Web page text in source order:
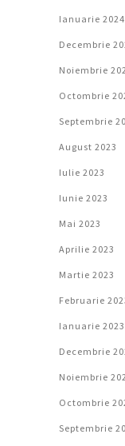
Ianuarie 2024
Decembrie
Noiembrie
Octombrie
Septembrie
August 2023
Iulie 2023
Iunie 2023
Mai 2023
Aprilie 2023
Martie 2023
Februarie
Ianuarie 2023
Decembrie
Noiembrie
Octombrie
Septembrie